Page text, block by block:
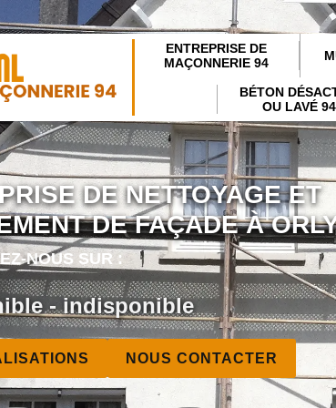
ENTREPRISE DE
MAÇONNERIE 94
BÉTON
OU LAVÉ 94
DE NETTOYAGE ET
DE FAÇADE À
NOUS SUR :
-indisponible
NOUS CONTACTER